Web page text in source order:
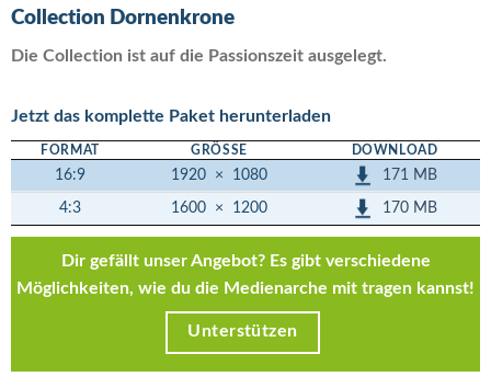
Collection Dornenkrone
Die Collection ist auf die Passionszeit ausgelegt.
Jetzt das komplette Paket herunterladen
FORMAT GRÖSSE DOWNLOAD
16:9 1920 × 1080 171 MB
4:3 1600 × 1200 170 MB
Dir gefällt unser Angebot? Es gibt verschiedene
Möglichkeiten, wie du die Medienarche mit tragen kannst!
Unterstützen